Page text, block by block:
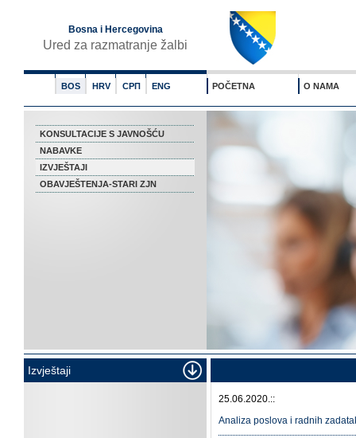
Bosna i Hercegovina
Ured za razmatranje žalbi
BOS HRV СРП ENG POČETNA O NAMA
KONSULTACIJE S JAVNOŠĆU
NABAVKE
IZVJEŠTAJI
OBAVJEŠTENJA-STARI ZJN
Izvještaji
25.06.2020.::
Analiza poslova i radnih